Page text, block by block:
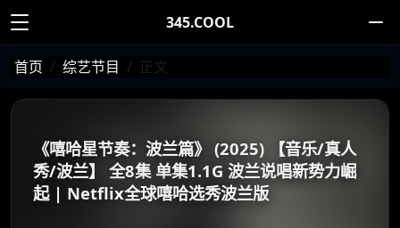
345.COOL
首页 综艺节目 正文
《嘻哈星节奏：波兰篇》 (2025) 【音乐/真人
秀/波兰】 全8集 单集1.1G 波兰说唱新势力崛
起 | Netflix全球嘻哈选秀波兰版